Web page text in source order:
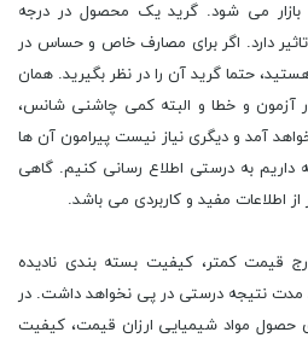
بازار می ‌شود. گرید یک محصول در درجه
دارد. اگر برای مصارف خاص و حساس در
حتما گرید آن را در نظر بگیرید. همان
آزمون و خطا و البته کمی چاشنی شانس،
آمد و دیگری نیاز نیست پیرامون آن ها
داریم به درستی اطلاع رسانی کنیم. گاهی
اطلاعات مفید و کاربردی می باشد.
قیمت کمتر، کیفیت بسته بندی نادیده
مدت نتیجه درستی در پی نخواهد داشت. در
حصول مواد شیمیایی ارزان قیمت، کیفیت